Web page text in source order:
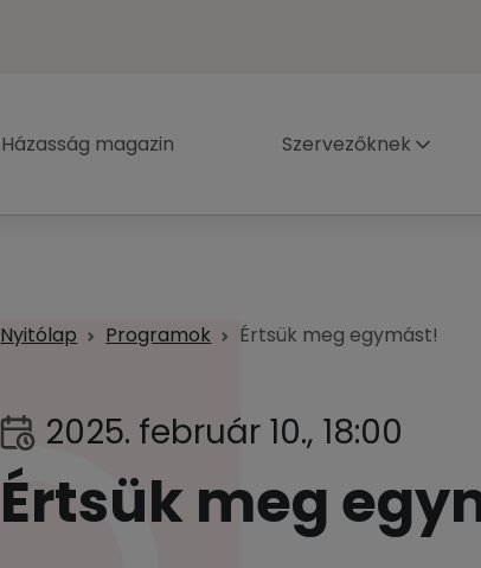
Házasság magazin Szervezőknek
Nyitólap Programok Értsük meg egymást!
2025. február 10., 18:00
Értsük meg